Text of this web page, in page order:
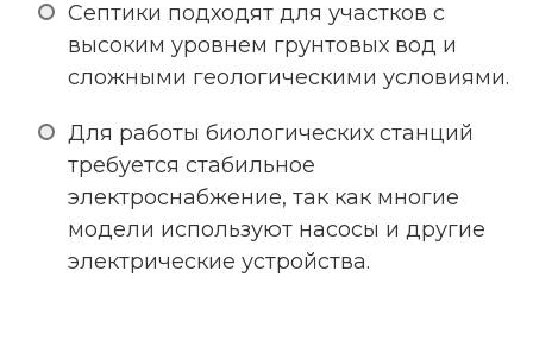
Септики подходят для участков с
высоким уровнем грунтовых вод и
сложными геологическими условиями.
Для работы биологических станций
требуется стабильное
электроснабжение, так как многие
модели используют насосы и другие
электрические устройства.